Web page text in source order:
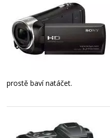
prostě baví natáčet.